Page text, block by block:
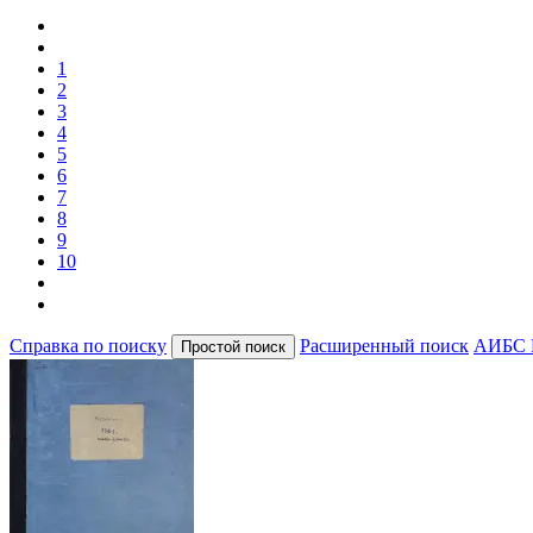
1
2
3
4
5
6
7
8
9
10
Справка по поиску Расширенный поиск АИБС